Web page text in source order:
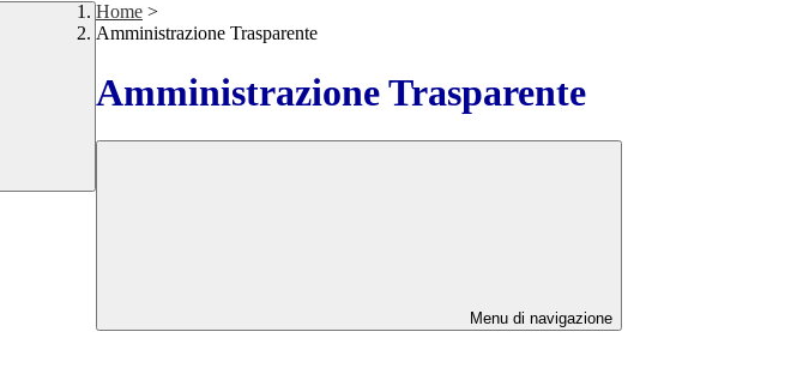
Home >
Amministrazione Trasparente
Amministrazione Trasparente
Menu di navigazione